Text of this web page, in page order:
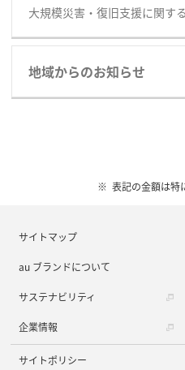
大規模災害・復旧支援に関す
地域からのお知らせ
表記の金額は特
サイトマップ
au ブランドについて
サステナビリティ
企業情報
サイトポリシー